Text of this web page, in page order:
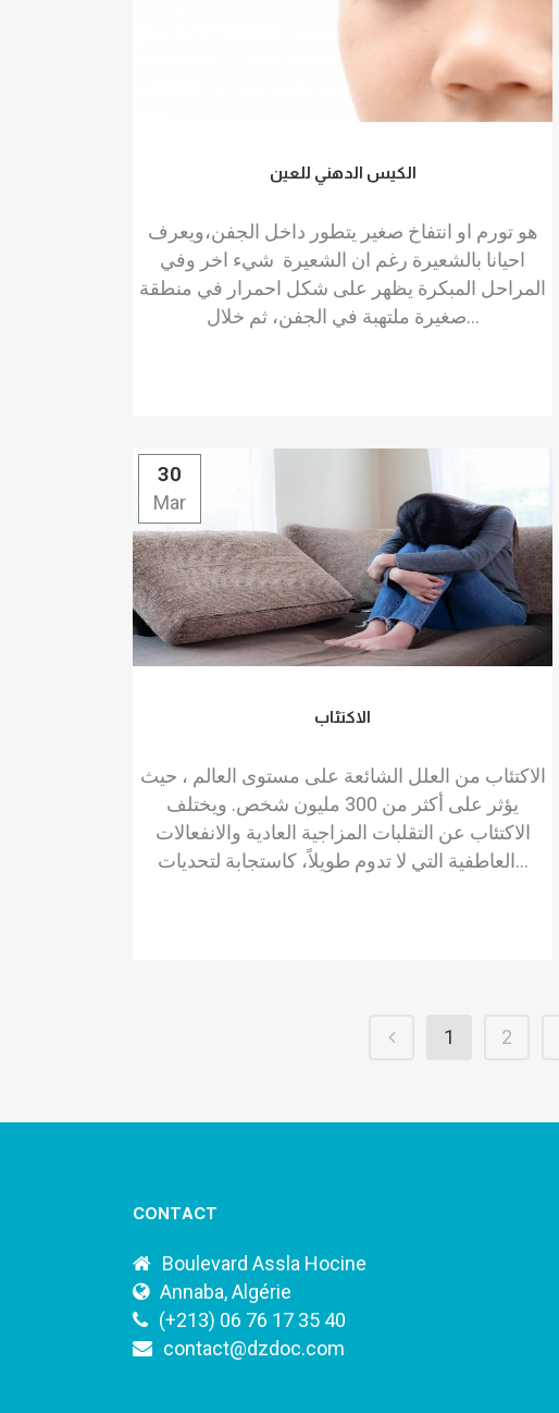
الكيس الدهني للعين
هو تورم او انتفاخ صغير يتطور داخل الجفن،ويعرف
احيانا بالشعيرة رغم ان الشعيرة شيء اخر وفي
المراحل المبكرة يظهر على شكل احمرار في منطقة
صغيرة ملتهبة في الجفن، ثم خلال...
30
Mar
الاكتئاب
الاكتئاب من العلل الشائعة على مستوى العالم ، حيث
يؤثر على أكثر من 300 مليون شخص. ويختلف
الاكتئاب عن التقلبات المزاجية العادية والانفعالات
العاطفية التي لا تدوم طويلاً، كاستجابة لتحديات...
1 2
CONTACT
Boulevard Assla Hocine
Annaba, Algérie
(+213) 06 76 17 35 40
contact@dzdoc.com